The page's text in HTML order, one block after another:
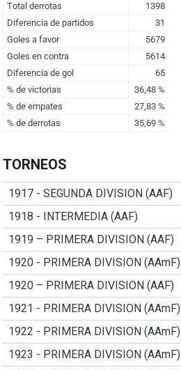
TORNEOS
1917 - SEGUNDA DIVISION (AAF)
1918 - INTERMEDIA (AAF)
1919 – PRIMERA DIVISION (AAF)
1920 - PRIMERA DIVISION (AAmF)
1920 – PRIMERA DIVISION (AAF)
1921 - PRIMERA DIVISION (AAmF)
1922 - PRIMERA DIVISION (AAmF)
1923 - PRIMERA DIVISION (AAmF)